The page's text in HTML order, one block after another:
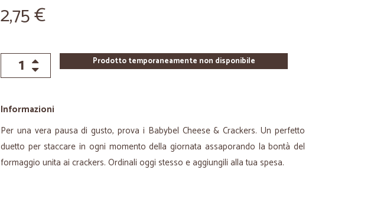
2,75 €
Prodotto temporaneamente non disponibile
Informazioni
Per una vera pausa di gusto, prova i Babybel Cheese & Crackers. Un perfetto
duetto per staccare in ogni momento della giornata assaporando la bontà del
formaggio unita ai crackers. Ordinali oggi stesso e aggiungili alla tua spesa.